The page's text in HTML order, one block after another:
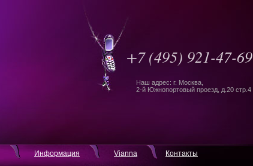
+7 (495) 921-47-69
Наш адрес: г. Москва,
2-й Южнопортовый проезд, д.20 стр.4
Информация Vianna Контакты